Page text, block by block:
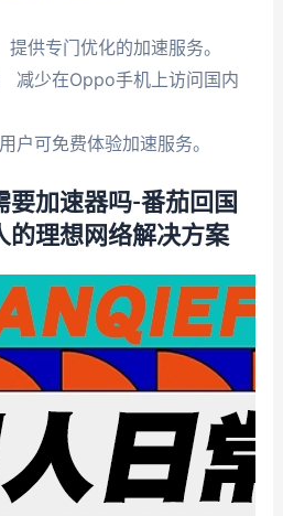
供专门优化的加速服务。
减少在Oppo手机上访问国内
户可免费体验加速服务。
要加速器吗-番茄回国
的理想网络解决方案